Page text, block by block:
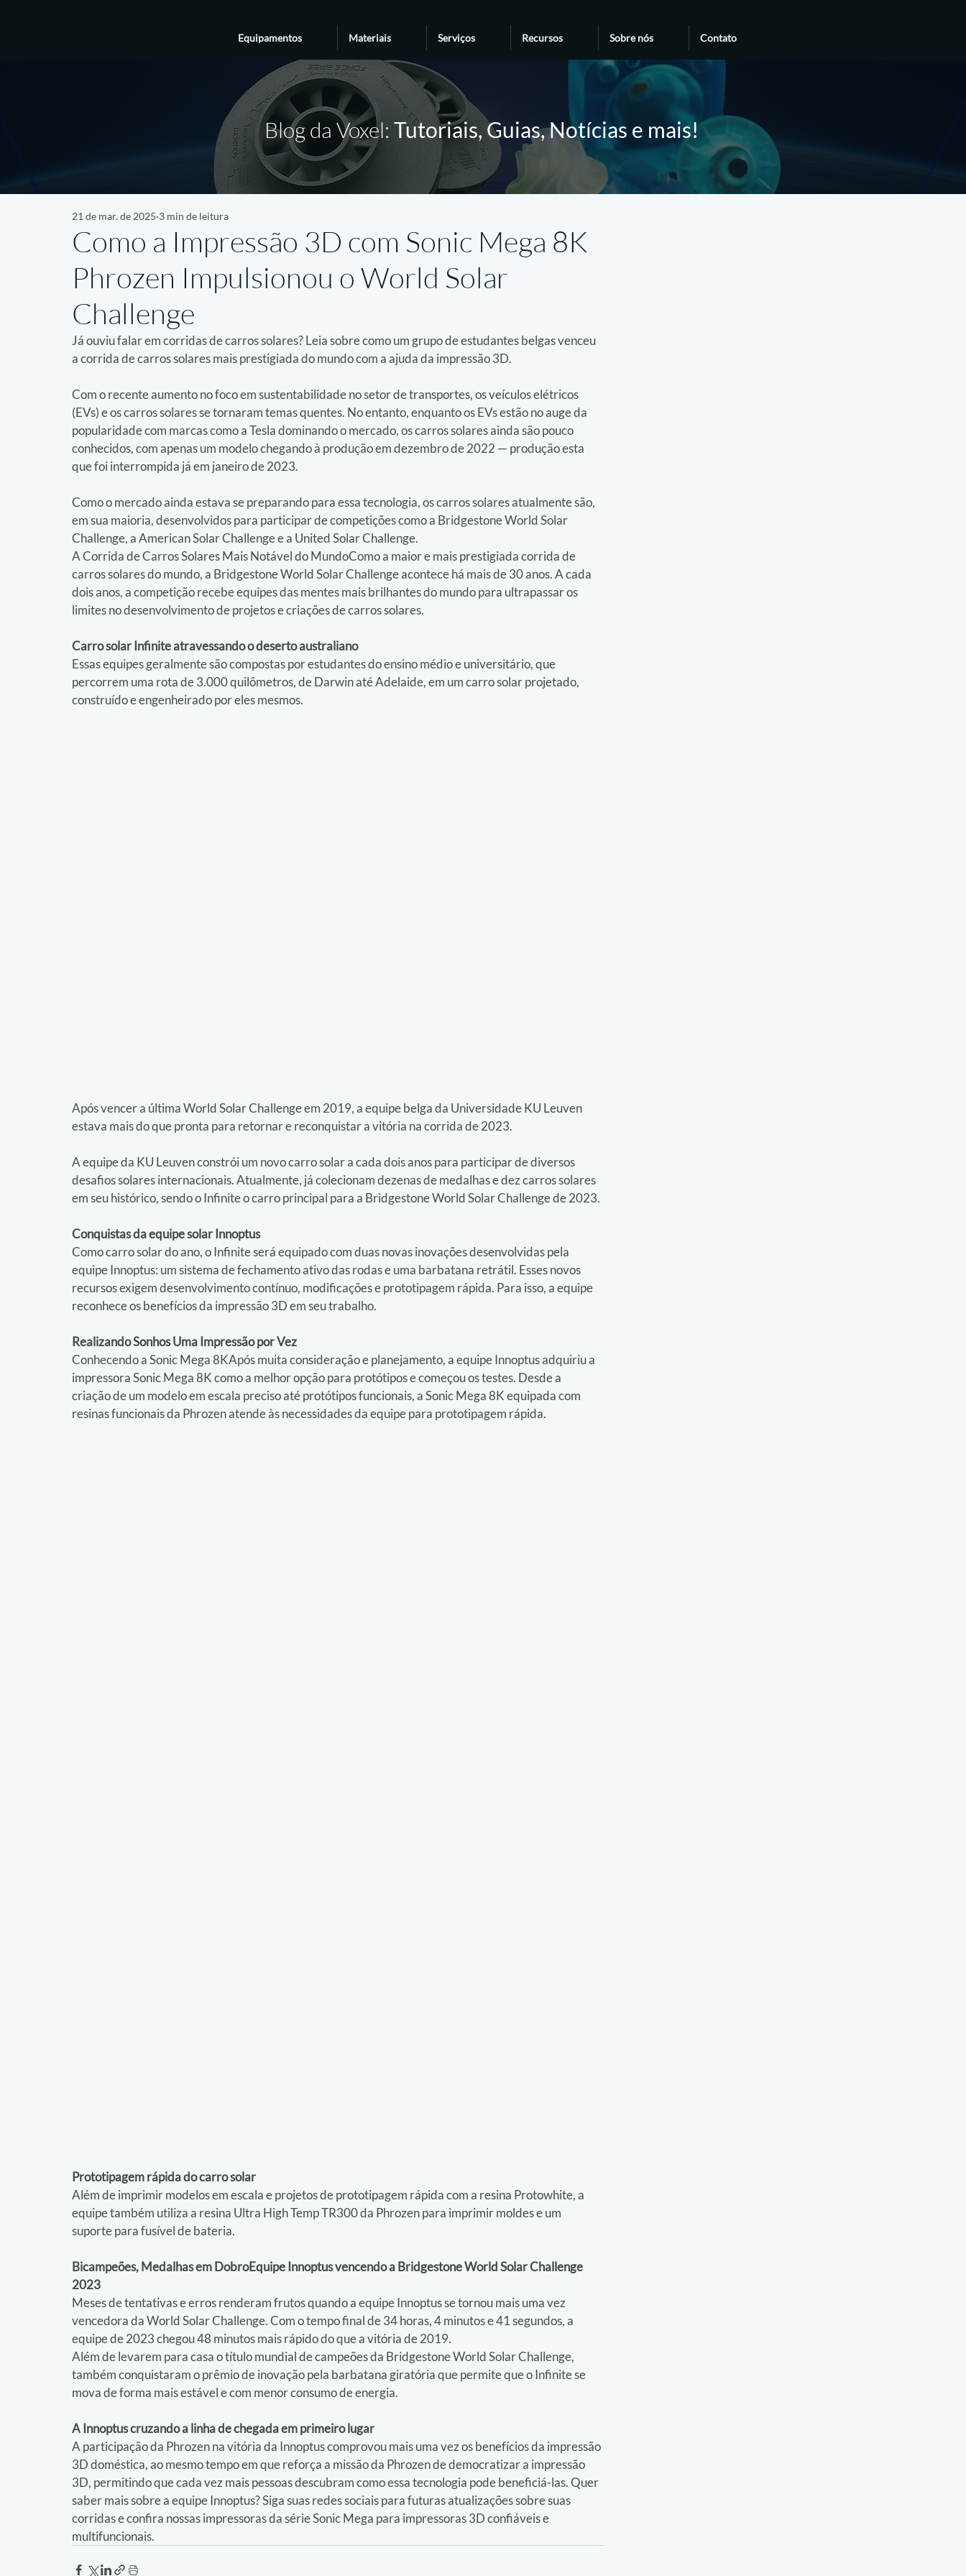
Equipamentos Materiais Serviços Recursos Sobre nós Contato
Blog da Voxel: Tutoriais, Guias, Notícias e mais!
Como a Impressão 3D com Sonic Mega 8K
Phrozen Impulsionou o World Solar
Challenge
21 de mar. de 2025 3 min de leitura
Já ouviu falar em corridas de carros solares? Leia sobre como um grupo de estudantes belgas venceu
a corrida de carros solares mais prestigiada do mundo com a ajuda da impressão 3D.
Com o recente aumento no foco em sustentabilidade no setor de transportes, os veículos elétricos
(EVs) e os carros solares se tornaram temas quentes. No entanto, enquanto os EVs estão no auge da
popularidade com marcas como a Tesla dominando o mercado, os carros solares ainda são pouco
conhecidos, com apenas um modelo chegando à produção em dezembro de 2022 — produção esta
que foi interrompida já em janeiro de 2023.
Como o mercado ainda estava se preparando para essa tecnologia, os carros solares atualmente são,
em sua maioria, desenvolvidos para participar de competições como a Bridgestone World Solar
Challenge, a American Solar Challenge e a United Solar Challenge.
A Corrida de Carros Solares Mais Notável do MundoComo a maior e mais prestigiada corrida de
carros solares do mundo, a Bridgestone World Solar Challenge acontece há mais de 30 anos. A cada
dois anos, a competição recebe equipes das mentes mais brilhantes do mundo para ultrapassar os
limites no desenvolvimento de projetos e criações de carros solares.
Carro solar Infinite atravessando o deserto australiano
Essas equipes geralmente são compostas por estudantes do ensino médio e universitário, que
percorrem uma rota de 3.000 quilômetros, de Darwin até Adelaide, em um carro solar projetado,
construído e engenheirado por eles mesmos.
Após vencer a última World Solar Challenge em 2019, a equipe belga da Universidade KU Leuven
estava mais do que pronta para retornar e reconquistar a vitória na corrida de 2023.
A equipe da KU Leuven constrói um novo carro solar a cada dois anos para participar de diversos
desafios solares internacionais. Atualmente, já colecionam dezenas de medalhas e dez carros solares
em seu histórico, sendo o Infinite o carro principal para a Bridgestone World Solar Challenge de 2023.
Conquistas da equipe solar Innoptus
Como carro solar do ano, o Infinite será equipado com duas novas inovações desenvolvidas pela
equipe Innoptus: um sistema de fechamento ativo das rodas e uma barbatana retrátil. Esses novos
recursos exigem desenvolvimento contínuo, modificações e prototipagem rápida. Para isso, a equipe
reconhece os benefícios da impressão 3D em seu trabalho.
Realizando Sonhos Uma Impressão por Vez
Conhecendo a Sonic Mega 8KApós muita consideração e planejamento, a equipe Innoptus adquiriu a
impressora Sonic Mega 8K como a melhor opção para protótipos e começou os testes. Desde a
criação de um modelo em escala preciso até protótipos funcionais, a Sonic Mega 8K equipada com
resinas funcionais da Phrozen atende às necessidades da equipe para prototipagem rápida.
Prototipagem rápida do carro solar
Além de imprimir modelos em escala e projetos de prototipagem rápida com a resina Protowhite, a
equipe também utiliza a resina Ultra High Temp TR300 da Phrozen para imprimir moldes e um
suporte para fusível de bateria.
Bicampeões, Medalhas em DobroEquipe Innoptus vencendo a Bridgestone World Solar Challenge
2023
Meses de tentativas e erros renderam frutos quando a equipe Innoptus se tornou mais uma vez
vencedora da World Solar Challenge. Com o tempo final de 34 horas, 4 minutos e 41 segundos, a
equipe de 2023 chegou 48 minutos mais rápido do que a vitória de 2019.
Além de levarem para casa o título mundial de campeões da Bridgestone World Solar Challenge,
também conquistaram o prêmio de inovação pela barbatana giratória que permite que o Infinite se
mova de forma mais estável e com menor consumo de energia.
A Innoptus cruzando a linha de chegada em primeiro lugar
A participação da Phrozen na vitória da Innoptus comprovou mais uma vez os benefícios da impressão
3D doméstica, ao mesmo tempo em que reforça a missão da Phrozen de democratizar a impressão
3D, permitindo que cada vez mais pessoas descubram como essa tecnologia pode beneficiá-las. Quer
saber mais sobre a equipe Innoptus? Siga suas redes sociais para futuras atualizações sobre suas
corridas e confira nossas impressoras da série Sonic Mega para impressoras 3D confiáveis e
multifuncionais.